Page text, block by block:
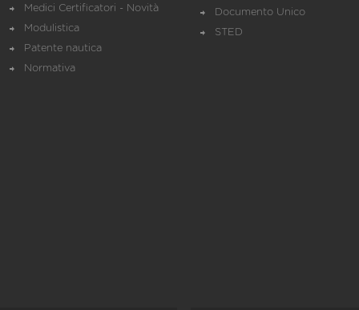
Medici Certificatori - Novità
Modulistica
Patente nautica
Normativa
Documento Unico
STED